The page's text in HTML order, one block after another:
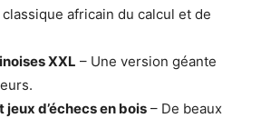
classique africain du calcul et de
XXL – Une version géante
d’échecs en bois – De beaux